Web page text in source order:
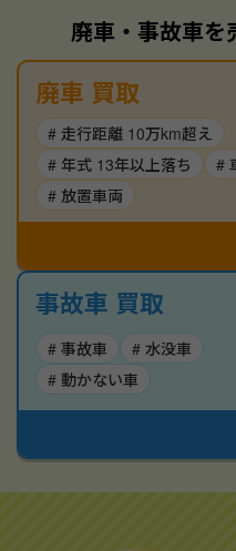
廃車・事故車を
廃車 買取
# 走行距離 10万km超え
# 年式 13年以上落ち
#
# 放置車両
事故車 買取
# 事故車
# 水没車
# 動かない車